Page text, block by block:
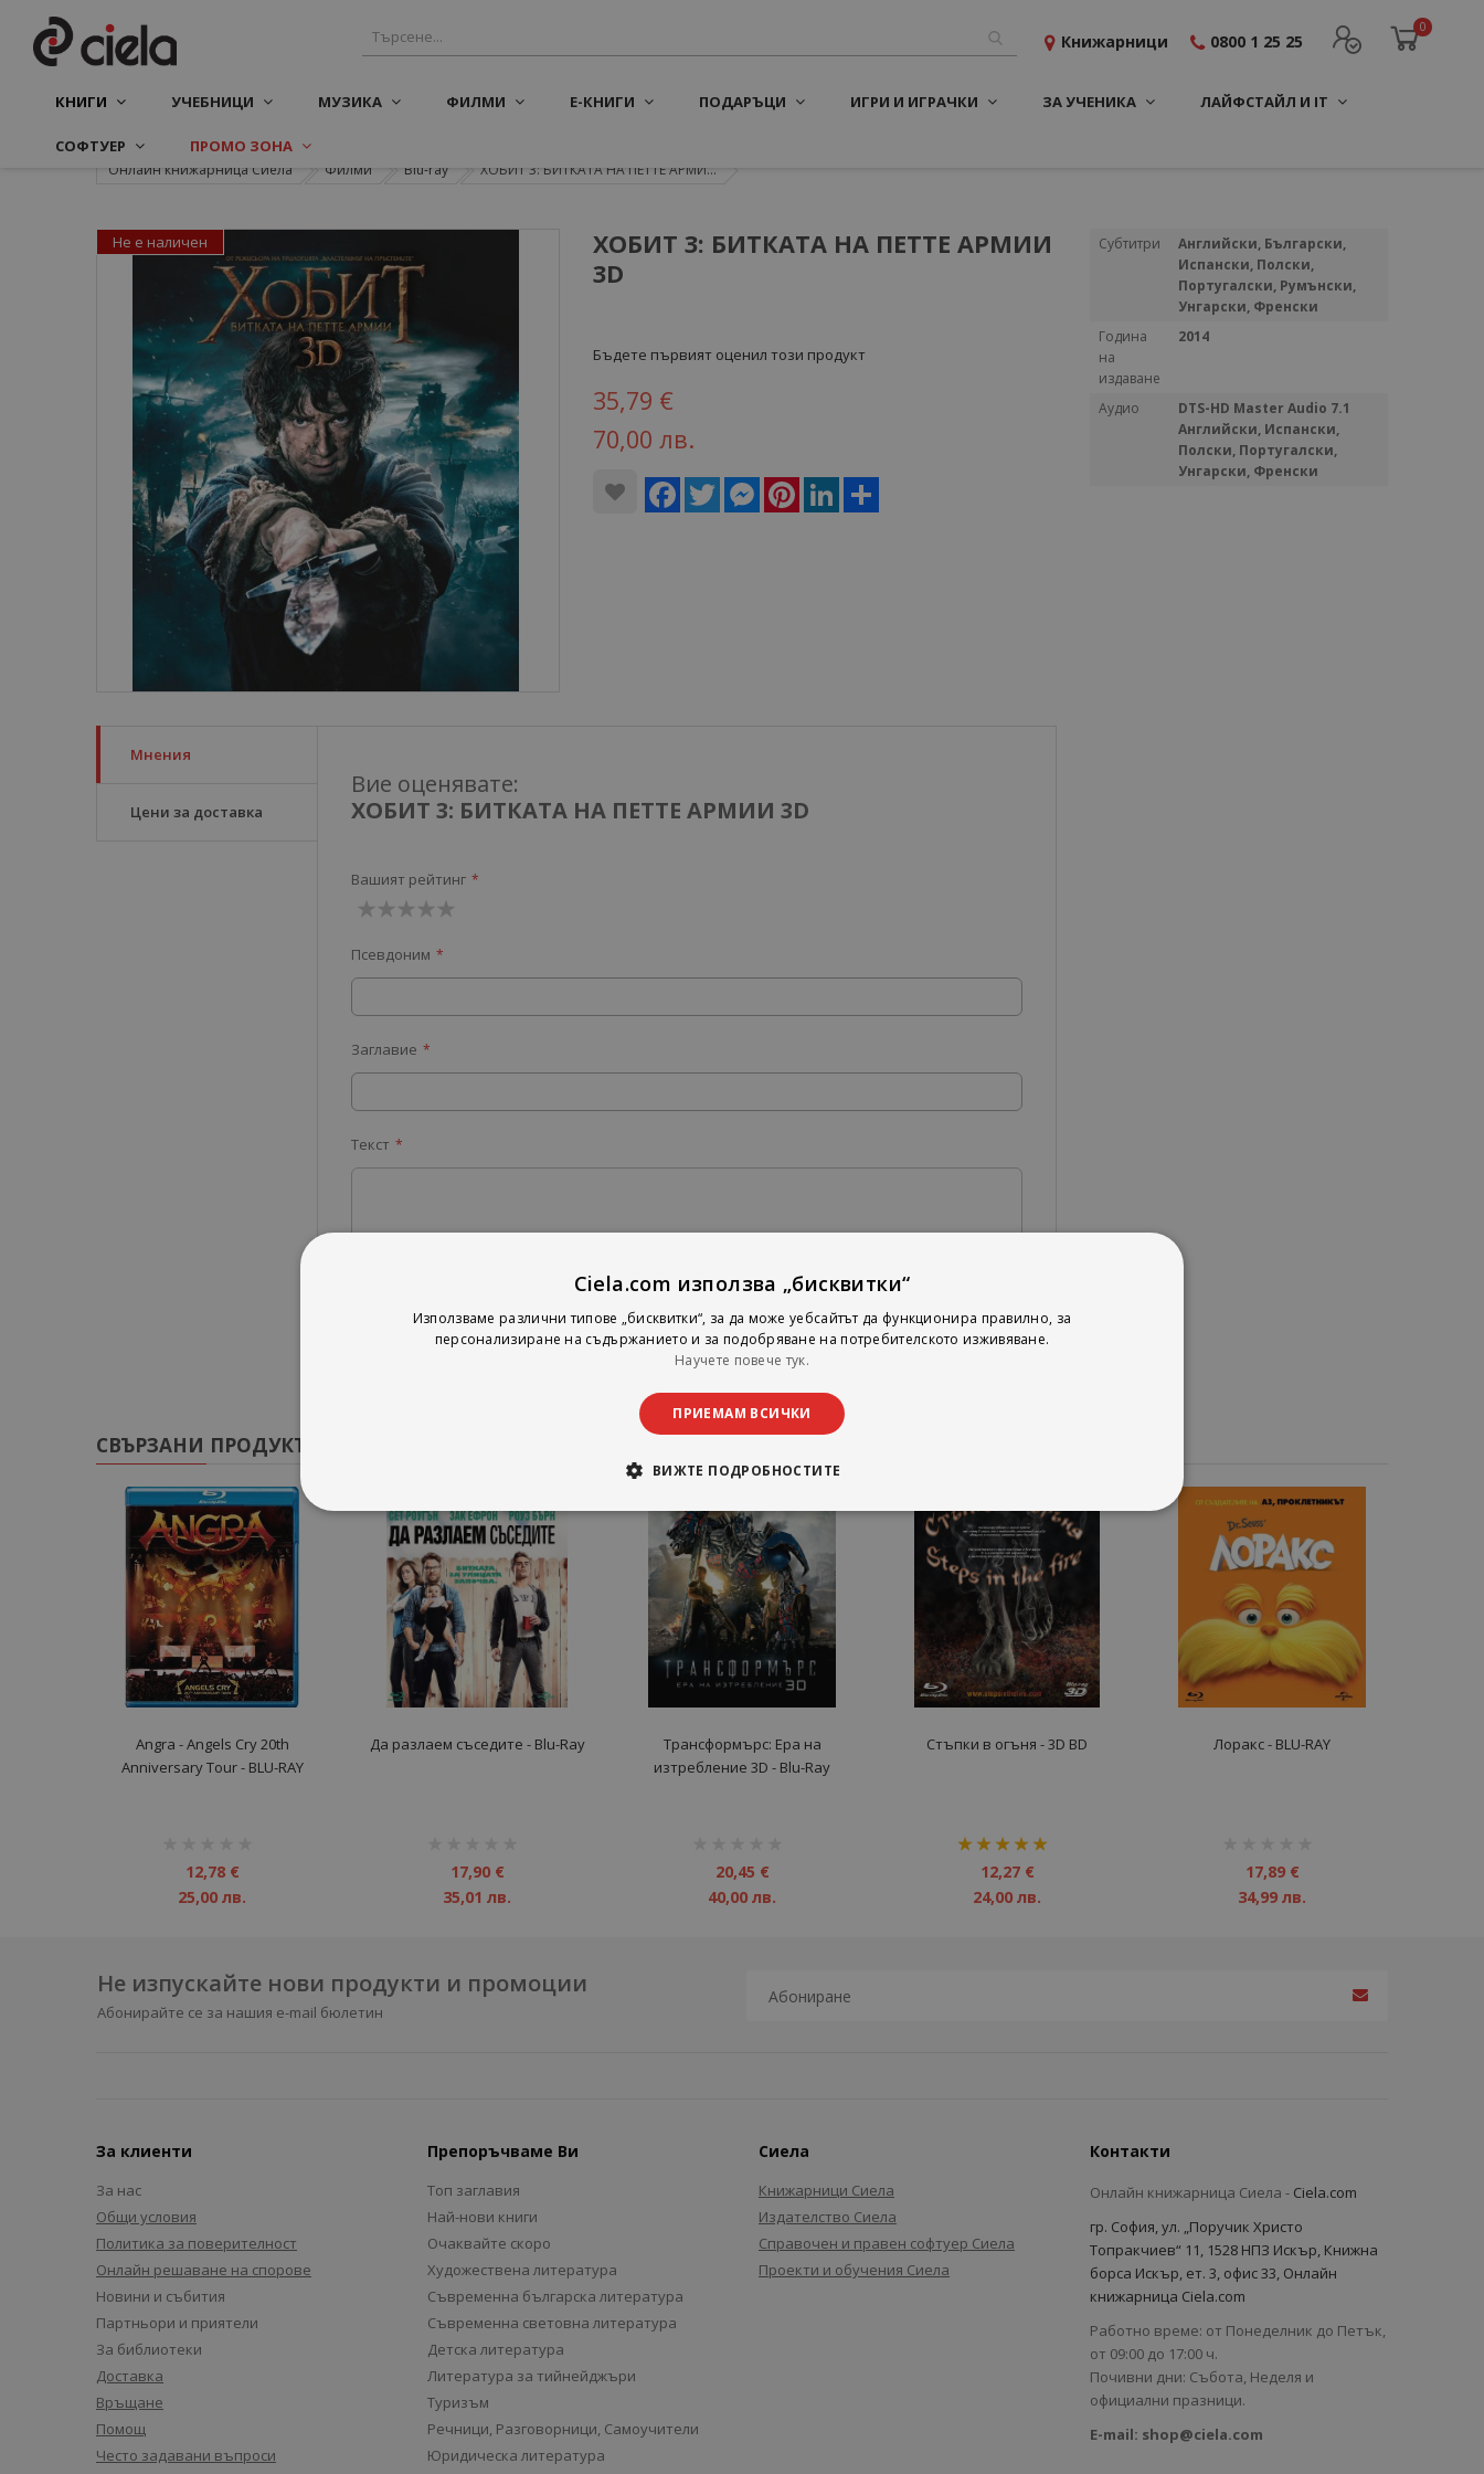
0
Книжарници 0800 1 25 25
КНИГИ УЧЕБНИЦИ МУЗИКА ФИЛМИ Е-КНИГИ ПОДАРЪЦИ ИГРИ И ИГРАЧКИ ЗА УЧЕНИКА ЛАЙФСТАЙЛ И IT
СОФТУЕР ПРОМО ЗОНА
Онлайн книжарница Сиела Филми Blu-ray ХОБИТ 3: БИТКАТА НА ПЕТТЕ АРМИ...
ХОБИТ 3: БИТКАТА НА ПЕТТЕ АРМИИ
3D
Бъдете първият оценил този продукт
35,79 €
70,00 лв.
Facebook
Twitter MessengerPinterestLinkedIn
Не е наличен
Мнения
Цени за доставка
Вие оценявате:
ХОБИТ 3: БИТКАТА НА ПЕТТЕ АРМИИ 3D
Вашият рейтинг
звезда
звезди
звезди
звезди
звезди
Псевдоним
Заглавие
Текст
Изпрати
Повече
Субтитри
Английски, Български,
Испански, Полски,
Португалски, Румънски,
Унгарски, Френски
Година
на
издаване
2014
Аудио
DTS-HD Master Audio 7.1
Английски, Испански,
Полски, Португалски,
Унгарски, Френски
СВЪРЗАНИ ПРОДУКТИ
Angra ‎- Angels Cry 20th
Anniversary Tour - BLU-RAY
12,78 €
25,00 лв.
Да разлаем съседите - Blu-Ray
17,90 €
35,01 лв.
Трансформърс: Ера на
изтребление 3D - Blu-Ray
20,45 €
40,00 лв.
Стъпки в огъня - 3D BD
рейтинг:
100%12,27 €
24,00 лв.
Лоракс - BLU-RAY
17,89 €
34,99 лв.
Не изпускайте нови продукти и промоции
Абонирайте се за нашия e-mail бюлетин
За клиенти
За нас
Общи условия
Политика за поверителност
Онлайн решаване на спорове
Новини и събития
Партньори и приятели
За библиотеки
Доставка
Връщане
Помощ
Често задавани въпроси
Препоръчваме Ви
Топ заглавия
Най-нови книги
Очаквайте скоро
Художествена литература
Съвременна българска литература
Съвременна световна литература
Детска литература
Литература за тийнейджъри
Туризъм
Речници, Разговорници, Самоучители
Юридическа литература
Сиела
Книжарници Сиела
Издателство Сиела
Справочен и правен софтуер Сиела
Проекти и обучения Сиела
Контакти
Онлайн книжарница Сиела - Ciela.com
гр. София, ул. „Поручик Христо
Топракчиев“ 11, 1528 НПЗ Искър, Книжна
борса Искър, ет. 3, офис 33, Онлайн
книжарница Ciela.com
Работно време: от Понеделник до Петък,
от 09:00 до 17:00 ч.
Почивни дни: Събота, Неделя и
официални празници.
E-mail: shop@ciela.com
Ciela.com използва „бисквитки“
Използваме различни типове „бисквитки“, за да може уебсайтът да функционира правилно, за
персонализиране на съдържанието и за подобряване на потребителското изживяване.
Научете повече тук.
ПРИЕМАМ ВСИЧКИ
ВИЖТЕ ПОДРОБНОСТИТЕ